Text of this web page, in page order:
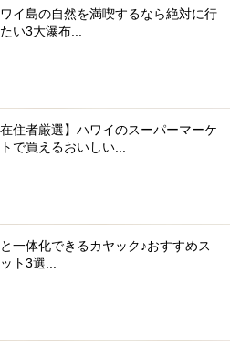
イ島の自然を満喫するなら絶対に行
い3大瀑布...
在住者厳選】ハワイのスーパーマーケ
で買えるおいしい...
一体化できるカヤック♪おすすめス
ト3選...